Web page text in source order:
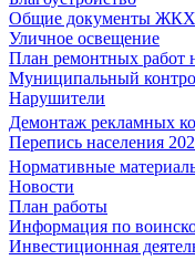
Общие документы ЖКХ
Уличное освещение
План ремонтных работ
Муниципальный
Нарушители
Демонтаж рекламных
Перепись населения
Нормативные
Новости
План работы
Информация по
Инвестиционная